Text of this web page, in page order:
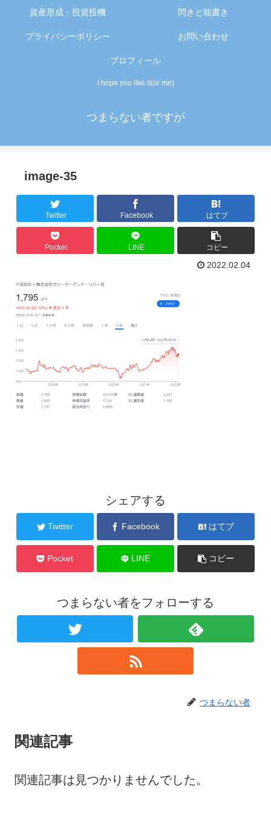
I hope you like it(or me)
つまらない者ですが
資産形成・投資投機 閃きと能書き
プライバシーポリシー お問い合わせ
プロフィール
image-35
Twitter Facebook はてブ
Pocket LINE コピー
2022.02.04
シェアする
Twitter Facebook はてブ
Pocket LINE コピー
つまらない者をフォローする
つまらない者
関連記事
関連記事は見つかりませんでした。